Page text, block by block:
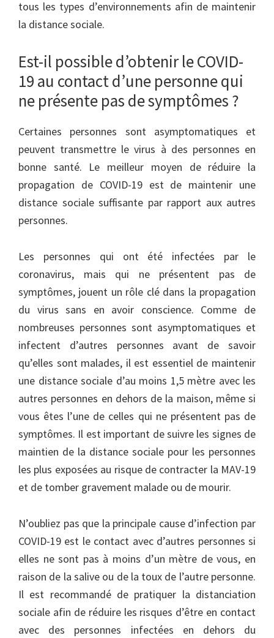
tous les types d’environnements afin de maintenir
la distance sociale.
Est-il possible d’obtenir le COVID-
19 au contact d’une personne qui
ne présente pas de symptômes ?
Certaines personnes sont asymptomatiques et
peuvent transmettre le virus à des personnes en
bonne santé. Le meilleur moyen de réduire la
propagation de COVID-19 est de maintenir une
distance sociale suffisante par rapport aux autres
personnes.
Les personnes qui ont été infectées par le
coronavirus, mais qui ne présentent pas de
symptômes, jouent un rôle clé dans la propagation
du virus sans en avoir conscience. Comme de
nombreuses personnes sont asymptomatiques et
infectent d’autres personnes avant de savoir
qu’elles sont malades, il est essentiel de maintenir
une distance sociale d’au moins 1,5 mètre avec les
autres personnes en dehors de la maison, même si
vous êtes l’une de celles qui ne présentent pas de
symptômes. Il est important de suivre les signes de
maintien de la distance sociale pour les personnes
les plus exposées au risque de contracter la MAV-19
et de tomber gravement malade ou de mourir.
N’oubliez pas que la principale cause d’infection par
COVID-19 est le contact avec d’autres personnes si
elles ne sont pas à moins d’un mètre de vous, en
raison de la salive ou de la toux de l’autre personne.
Il est recommandé de pratiquer la distanciation
sociale afin de réduire les risques d’être en contact
avec des personnes infectées en dehors du